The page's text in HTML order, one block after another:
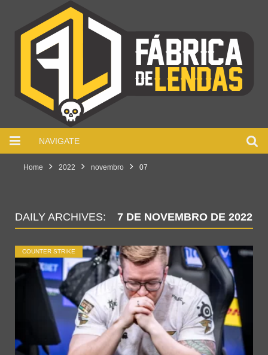
NAVIGATE
Home 2022 novembro 07
DAILY ARCHIVES: 7 DE NOVEMBRO DE 2022
COUNTER STRIKE